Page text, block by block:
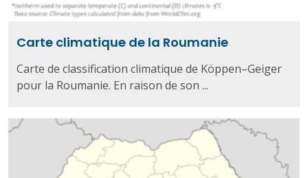
Carte climatique de la Roumanie
Carte de classification climatique de Köppen–Geiger
pour la Roumanie. En raison de son ...